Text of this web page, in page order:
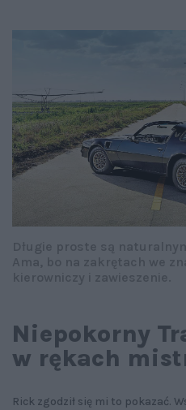
Niepokorny
w rękach
Rick zgodził się mi to pokazać.